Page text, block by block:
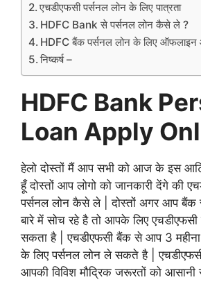
एचडीएफसी पर्सनल लोन के लिए पात्रता
HDFC Bank से पर्सनल लोन कैसे ले ?
HDFC बैंक पर्सनल लोन के लिए
निष्कर्ष –
HDFC Bank
Loan Apply
हेलो दोस्तों मैं आप सभी को आज के इस
हूँ दोस्तों आप लोगो को जानकारी देंगे की
पर्सनल लोन कैसे ले | दोस्तों अगर आप
बारे में सोच रहे है तो आपके लिए
सकता है | एचडीएफसी बैंक से आप 3
के लिए पर्सनल लोन ले सकते है |
आपकी विविश मौद्रिक जरूरतों को